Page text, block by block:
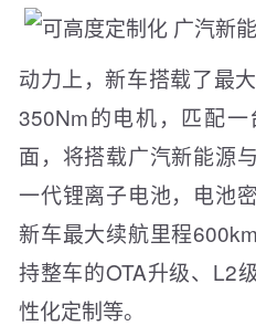
动力上，新车搭载了最
350Nm的电机，匹配
面，将搭载广汽新能源
一代锂离子电池，电池
新车最大续航里程
持整车的OTA升级、L2
性化定制等。